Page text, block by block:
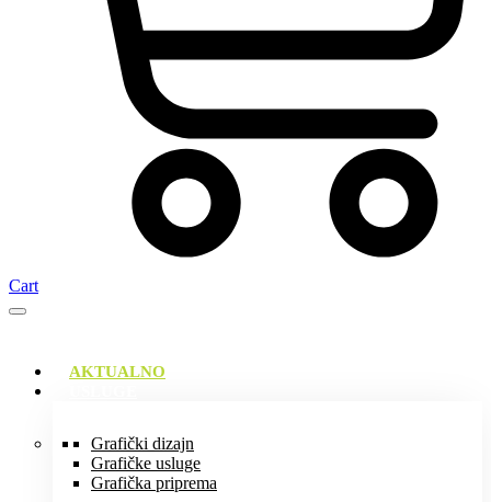
Cart
AKTUALNO
Grafički dizajn
Grafičke usluge
Grafička priprema